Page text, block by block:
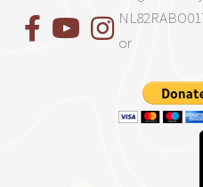
or